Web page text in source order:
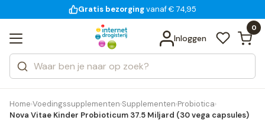
voor 18:00 uur besteld
Gratis bezorging
14 dagen bedenktijd
Inloggen
0
Zoeken
Categorieën
Merken
Bekijk alle resultaten
Home›Voedingssupplementen›Supplementen›Probiotica›
Nova Vitae Kinder Probioticum 37.5 Miljard (30 vega capsules)